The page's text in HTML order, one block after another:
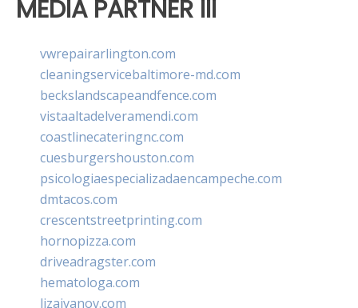
MEDIA PARTNER III
vwrepairarlington.com
cleaningservicebaltimore-md.com
beckslandscapeandfence.com
vistaaltadelveramendi.com
coastlinecateringnc.com
cuesburgershouston.com
psicologiaespecializadaencampeche.com
dmtacos.com
crescentstreetprinting.com
hornopizza.com
driveadragster.com
hematologa.com
lizaivanov.com